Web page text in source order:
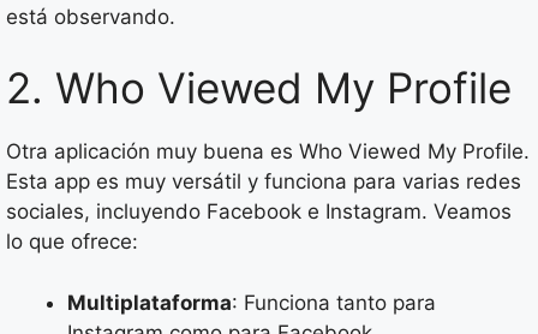
está observando.
2. Who Viewed My Profile
Otra aplicación muy buena es Who Viewed My Profile.
Esta app es muy versátil y funciona para varias redes
sociales, incluyendo Facebook e Instagram. Veamos
lo que ofrece:
Multiplataforma: Funciona tanto para